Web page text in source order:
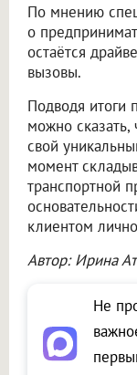
По мнению
о
остаётся
вызовы.
Подводя итоги
можно
свой
момент
транспортной
клиентом
Автор: Ирина
Не